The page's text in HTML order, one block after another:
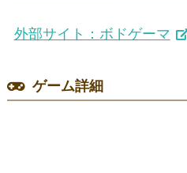
外部サイト：ボドゲーマ
ゲーム詳細